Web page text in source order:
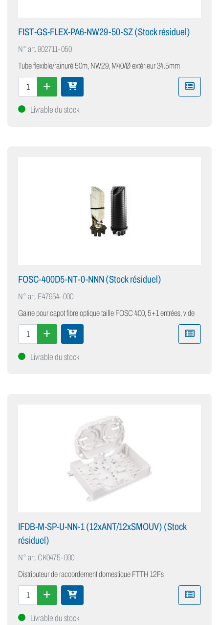
FIST-GS-FLEX-PA6-NW29-50-SZ (Stock résiduel)
N° art.902711-050
Tube flexible/rainuré 50m, NW29, M40/Ø extérieur 34.5mm
Livrable du stock
FOSC-400D5-NT-0-NNN (Stock résiduel)
N° art. E47954-000
Gaine pour capot fibre optique taille FOSC 400, 5+1 entrées, vide
Livrable du stock
IFDB-M-SP-U-NN-1 (12xANT/12xSMOUV) (Stock
résiduel)
N° art.CK0475-000
Distributeur de raccordement domestique FTTH 12Fs
Livrable du stock